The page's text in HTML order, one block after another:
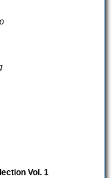
Vol. 1